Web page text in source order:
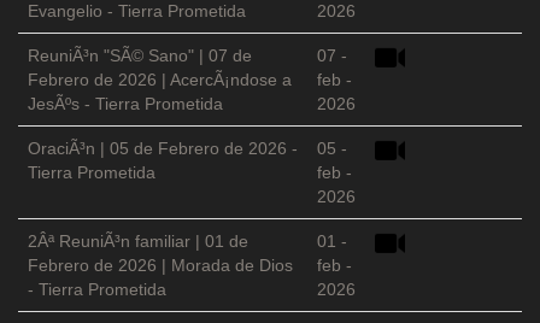
Evangelio - Tierra Prometida
2026
ReuniÃ³n "SÃ© Sano" | 07 de
Febrero de 2026 | AcercÃ¡ndose a
JesÃºs - Tierra Prometida
07 -
feb -
2026
OraciÃ³n | 05 de Febrero de 2026 -
Tierra Prometida
05 -
feb -
2026
2Âª ReuniÃ³n familiar | 01 de
Febrero de 2026 | Morada de Dios
- Tierra Prometida
01 -
feb -
2026